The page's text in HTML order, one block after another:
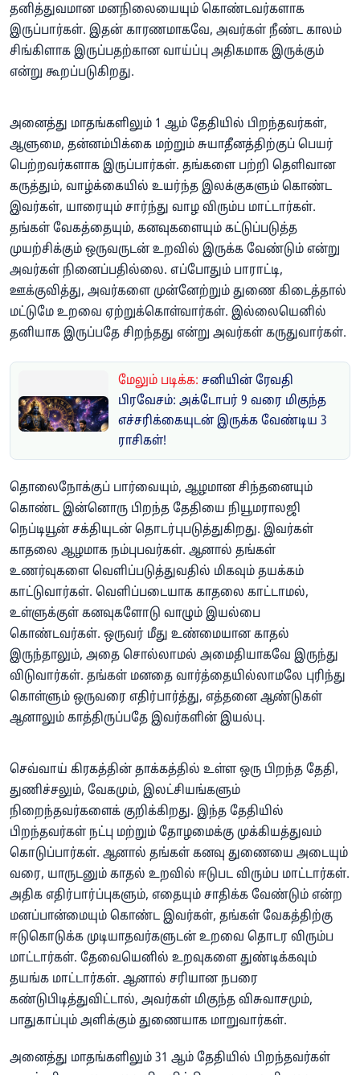
தனித்துவமான மனநிலையையும் கொண்டவர்களாக
இருப்பார்கள். இதன் காரணமாகவே, அவர்கள் நீண்ட காலம்
சிங்கிளாக இருப்பதற்கான வாய்ப்பு அதிகமாக இருக்கும்
என்று கூறப்படுகிறது.
அனைத்து மாதங்களிலும் 1 ஆம் தேதியில் பிறந்தவர்கள்,
ஆளுமை, தன்னம்பிக்கை மற்றும் சுயாதீனத்திற்குப் பெயர்
பெற்றவர்களாக இருப்பார்கள். தங்களை பற்றி தெளிவான
கருத்தும், வாழ்க்கையில் உயர்ந்த இலக்குகளும் கொண்ட
இவர்கள், யாரையும் சார்ந்து வாழ விரும்ப மாட்டார்கள்.
தங்கள் வேகத்தையும், கனவுகளையும் கட்டுப்படுத்த
முயற்சிக்கும் ஒருவருடன் உறவில் இருக்க வேண்டும் என்று
அவர்கள் நினைப்பதில்லை. எப்போதும் பாராட்டி,
ஊக்குவித்து, அவர்களை முன்னேற்றும் துணை கிடைத்தால்
மட்டுமே உறவை ஏற்றுக்கொள்வார்கள். இல்லையெனில்
தனியாக இருப்பதே சிறந்தது என்று அவர்கள் கருதுவார்கள்.
மேலும் படிக்க: சனியின் ரேவதி
பிரவேசம்: அக்டோபர் 9 வரை மிகுந்த
எச்சரிக்கையுடன் இருக்க வேண்டிய 3
ராசிகள்!
தொலைநோக்குப் பார்வையும், ஆழமான சிந்தனையும்
கொண்ட இன்னொரு பிறந்த தேதியை நியூமராலஜி
நெப்டியூன் சக்தியுடன் தொடர்புபடுத்துகிறது. இவர்கள்
காதலை ஆழமாக நம்புபவர்கள். ஆனால் தங்கள்
உணர்வுகளை வெளிப்படுத்துவதில் மிகவும் தயக்கம்
காட்டுவார்கள். வெளிப்படையாக காதலை காட்டாமல்,
உள்ளுக்குள் கனவுகளோடு வாழும் இயல்பை
கொண்டவர்கள். ஒருவர் மீது உண்மையான காதல்
இருந்தாலும், அதை சொல்லாமல் அமைதியாகவே இருந்து
விடுவார்கள். தங்கள் மனதை வார்த்தையில்லாமலே புரிந்து
கொள்ளும் ஒருவரை எதிர்பார்த்து, எத்தனை ஆண்டுகள்
ஆனாலும் காத்திருப்பதே இவர்களின் இயல்பு.
செவ்வாய் கிரகத்தின் தாக்கத்தில் உள்ள ஒரு பிறந்த தேதி,
துணிச்சலும், வேகமும், இலட்சியங்களும்
நிறைந்தவர்களைக் குறிக்கிறது. இந்த தேதியில்
பிறந்தவர்கள் நட்பு மற்றும் தோழமைக்கு முக்கியத்துவம்
கொடுப்பார்கள். ஆனால் தங்கள் கனவு துணையை அடையும்
வரை, யாருடனும் காதல் உறவில் ஈடுபட விரும்ப மாட்டார்கள்.
அதிக எதிர்பார்ப்புகளும், எதையும் சாதிக்க வேண்டும் என்ற
மனப்பான்மையும் கொண்ட இவர்கள், தங்கள் வேகத்திற்கு
ஈடுகொடுக்க முடியாதவர்களுடன் உறவை தொடர விரும்ப
மாட்டார்கள். தேவையெனில் உறவுகளை துண்டிக்கவும்
தயங்க மாட்டார்கள். ஆனால் சரியான நபரை
கண்டுபிடித்துவிட்டால், அவர்கள் மிகுந்த விசுவாசமும்,
பாதுகாப்பும் அளிக்கும் துணையாக மாறுவார்கள்.
அனைத்து மாதங்களிலும் 31 ஆம் தேதியில் பிறந்தவர்கள்